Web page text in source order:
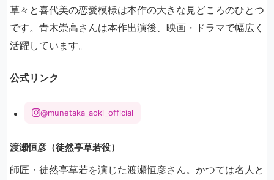
草々と喜代美の恋愛模様は本作の大きな見どころのひとつ
です。青木崇高さんは本作出演後、映画・ドラマで幅広く
活躍しています。
公式リンク
@munetaka_aoki_official
渡瀬恒彦（徒然亭草若役）
師匠・徒然亭草若を演じた渡瀬恒彦さん。かつては名人と